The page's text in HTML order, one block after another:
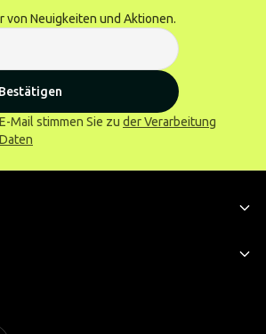
von Neuigkeiten und Aktionen.
Bestätigen
Mail stimmen Sie zu der Verarbeitung